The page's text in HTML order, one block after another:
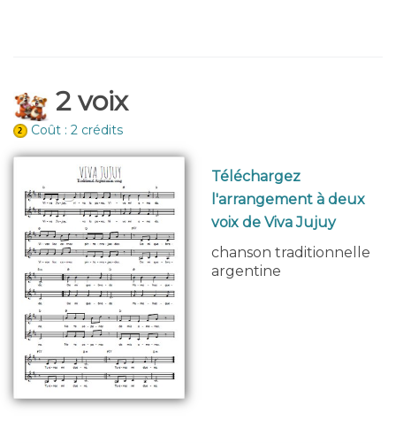
2 voix
Coût : 2 crédits
Téléchargez
l'arrangement à deux
voix de Viva Jujuy
chanson traditionnelle
argentine